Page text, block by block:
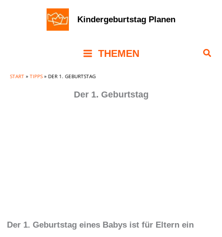
Kindergeburtstag Planen
THEMEN
START » TIPPS » DER 1. GEBURTSTAG
Der 1. Geburtstag
Der 1. Geburtstag eines Babys ist für Eltern ein